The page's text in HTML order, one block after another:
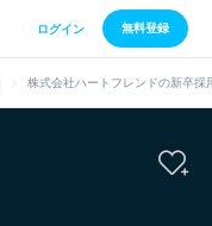
ログイン 無料登録
株式会社ハートフレンドの新卒採